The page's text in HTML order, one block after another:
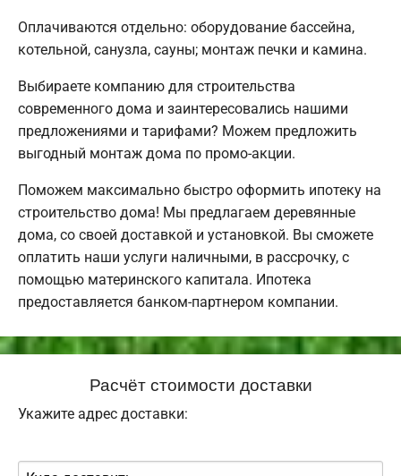
Оплачиваются отдельно: оборудование бассейна,
котельной, санузла, сауны; монтаж печки и камина.
Выбираете компанию для строительства
современного дома и заинтересовались нашими
предложениями и тарифами? Можем предложить
выгодный монтаж дома по промо-акции.
Поможем максимально быстро оформить ипотеку на
строительство дома! Мы предлагаем деревянные
дома, со своей доставкой и установкой. Вы сможете
оплатить наши услуги наличными, в рассрочку, с
помощью материнского капитала. Ипотека
предоставляется банком-партнером компании.
Расчёт стоимости доставки
Укажите адрес доставки: